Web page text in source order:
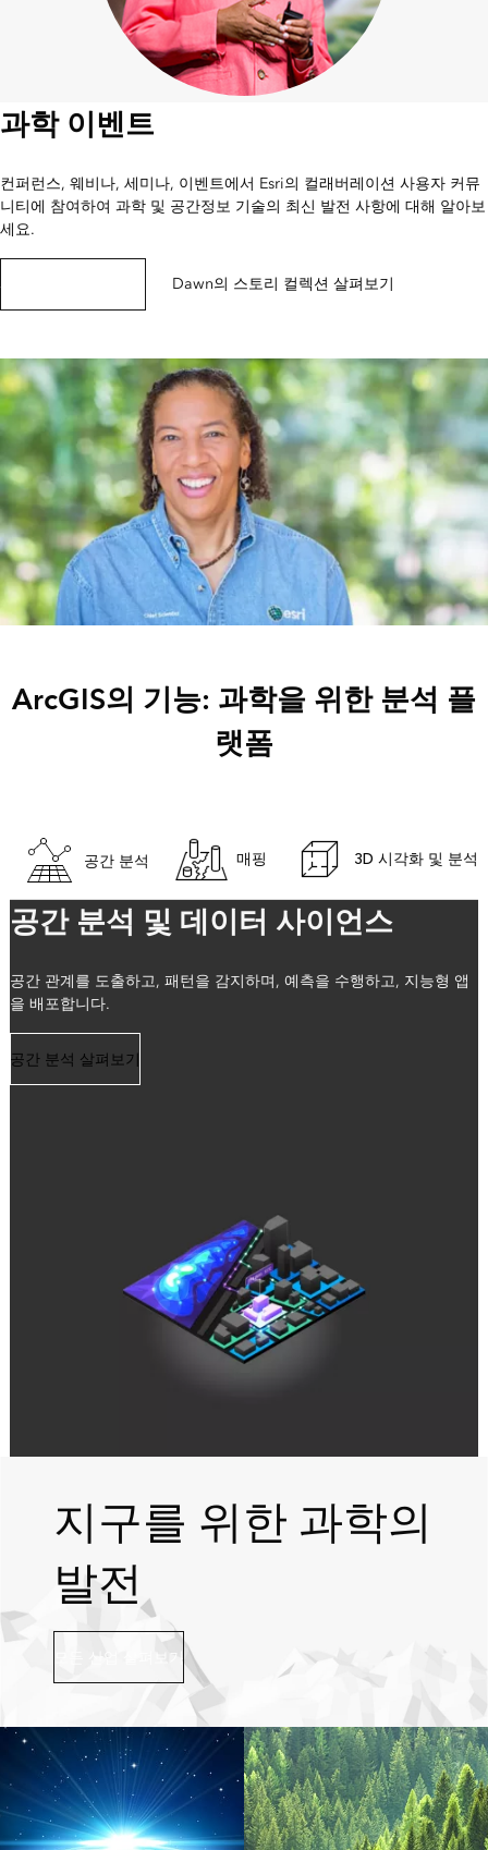
과학 이벤트
컨퍼런스, 웨비나, 세미나, 이벤트에서 Esri의 컬래버레이션 사용자 커뮤
니티에 참여하여 과학 및 공간정보 기술의 최신 발전 사항에 대해 알아보
세요.
과학 이벤트 살펴보기 Dawn의 스토리 컬렉션 살펴보기
ArcGIS의 기능: 과학을 위한 분석 플
랫폼
공간 분석 매핑 3D 시각화 및 분석
공간 분석 및 데이터 사이언스
공간 관계를 도출하고, 패턴을 감지하며, 예측을 수행하고, 지능형 앱
을 배포합니다.
공간 분석 살펴보기
지구를 위한 과학의
발전
모든 산업 살펴보기